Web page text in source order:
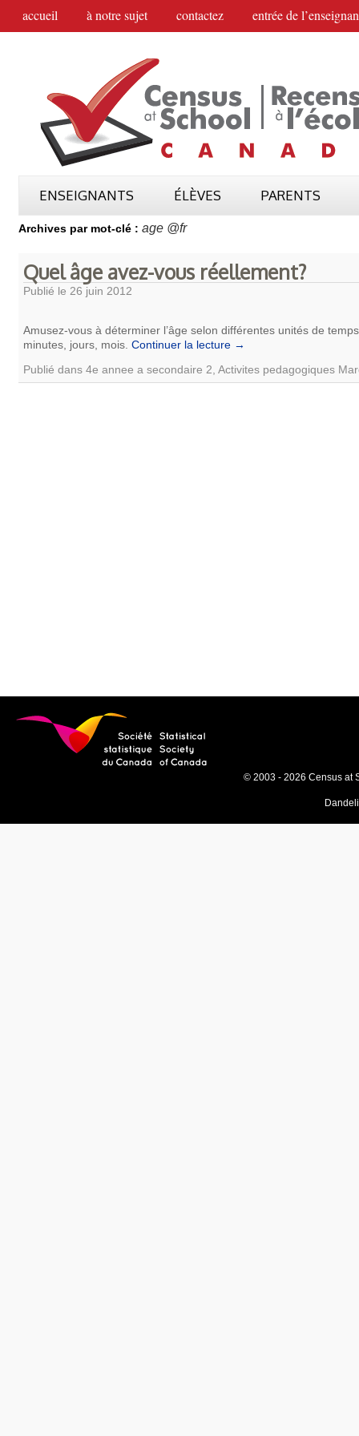
accueil à notre sujet contactez entrée de
ENSEIGNANTS ÉLÈVES PARENTS
Archives par mot-clé : age @fr
Quel âge avez-vous réellement?
Publié le 26 juin 2012
Amusez-vous à déterminer l’âge selon différentes unités de
minutes, jours, mois. Continuer la lecture →
Publié dans 4e annee a secondaire 2 Activites pedagogiques
© 2003 - 2026 Census at